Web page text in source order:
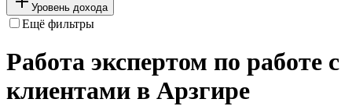
Уровень дохода
Ещё фильтры
Работа экспертом по работе с
клиентами в Арзгире